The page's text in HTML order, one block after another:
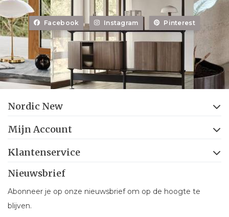
Facebook Instagram Pinterest
Nordic New
Mijn Account
Klantenservice
Nieuwsbrief
Abonneer je op onze nieuwsbrief om op de hoogte te
blijven.